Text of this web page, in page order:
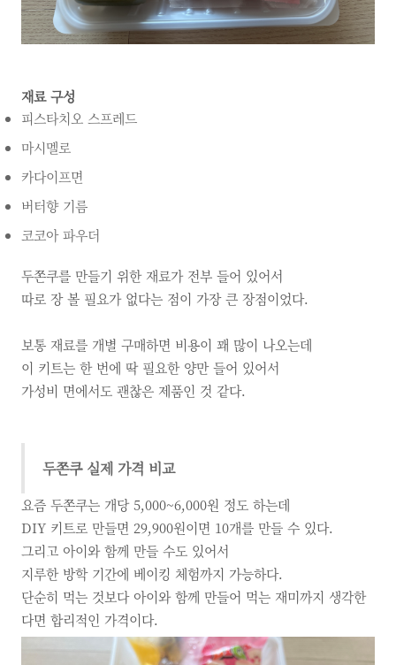
재료 구성
피스타치오 스프레드
마시멜로
카다이프면
버터향 기름
코코아 파우더
두쫀쿠를 만들기 위한 재료가 전부 들어 있어서
따로 장 볼 필요가 없다는 점이 가장 큰 장점이었다.
보통 재료를 개별 구매하면 비용이 꽤 많이 나오는데
이 키트는 한 번에 딱 필요한 양만 들어 있어서
가성비 면에서도 괜찮은 제품인 것 같다.
두쫀쿠 실제 가격 비교
요즘 두쫀쿠는 개당 5,000~6,000원 정도 하는데
DIY 키트로 만들면 29,900원이면 10개를 만들 수 있다.
그리고 아이와 함께 만들 수도 있어서
지루한 방학 기간에 베이킹 체험까지 가능하다.
단순히 먹는 것보다 아이와 함께 만들어 먹는 재미까지 생각한
다면 합리적인 가격이다.